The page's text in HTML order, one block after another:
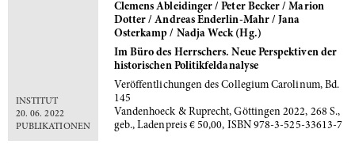
INSTITUT
20. 06. 2022
PUBLIKATIONEN
Clemens Ableidinger / Peter Becker / Marion
Dotter / Andreas Enderlin-Mahr / Jana
Osterkamp / Nadja Weck (Hg.)
Im Büro des Herrschers. Neue Perspektiven der
historischen Politikfeldanalyse
Veröffentlichungen des Collegium Carolinum, Bd.
145
Vandenhoeck & Ruprecht, Göttingen 2022, 268 S.,
geb., Ladenpreis € 50,00, ISBN 978-3-525-33613-7